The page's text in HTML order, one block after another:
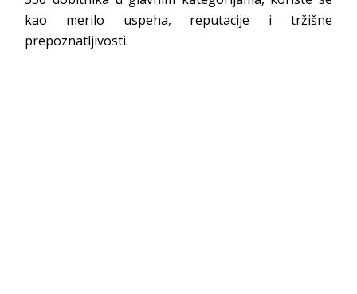
kao merilo uspeha, reputacije i tržišne
prepoznatljivosti.